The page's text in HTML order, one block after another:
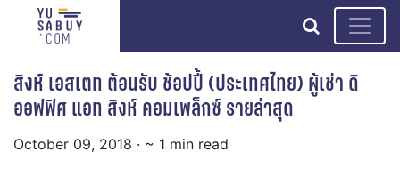
search
สิงห์ เอสเตท ต้อนรับ ช้อปปี้ (ประเทศไทย) ผู้เช่า ดิ
ออฟฟิศ แอท สิงห์ คอมเพล็กซ์ รายล่าสุด
October 09, 2018 · ~ 1 min read